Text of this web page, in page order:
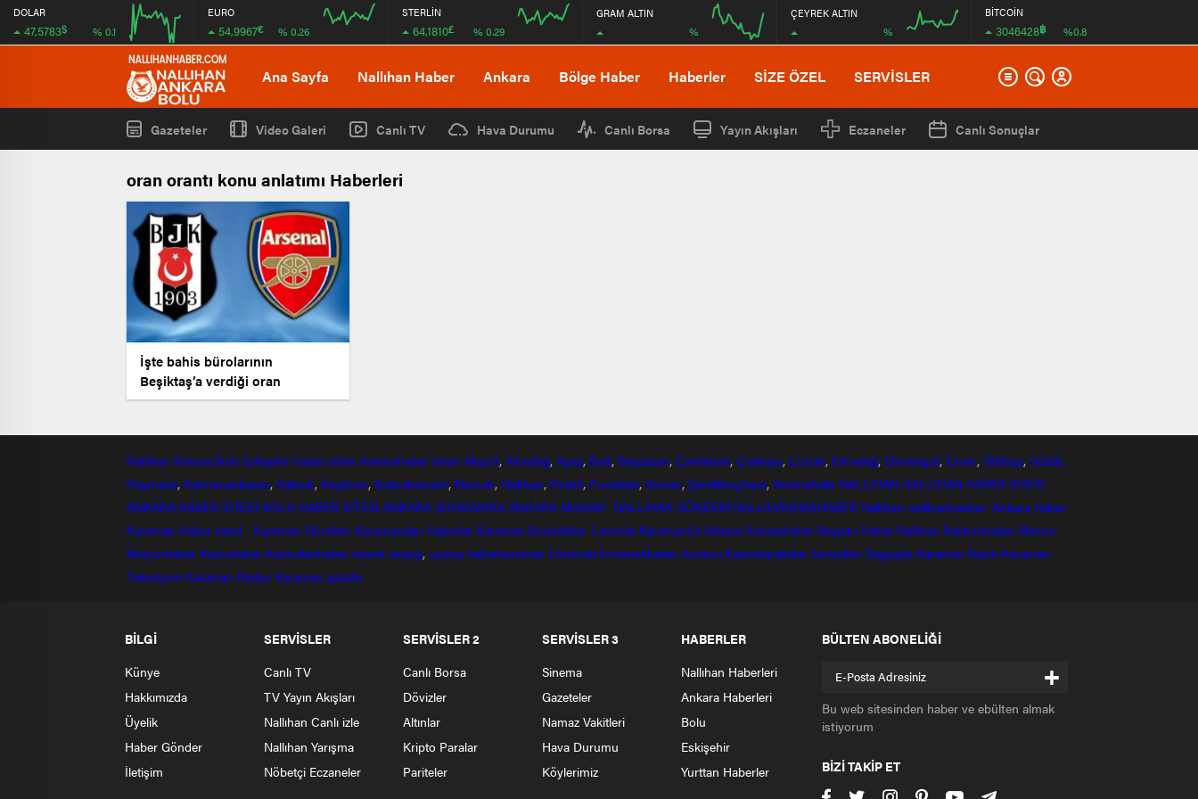
DOLAR
47,5783$ % 0.1
08:00
EURO
54,9967€ % 0.26
STERLİN
64,1810£ % 0.29
GRAM ALTIN
%
ÇEYREK ALTIN
%
BİTCOİN
3046428฿ %0.8
Ana Sayfa Nallıhan Haber Ankara Bölge Haber Haberler SİZE ÖZEL SERVİSLER
Gazeteler Video Galeri Canlı TV Hava Durumu Canlı Borsa Yayın Akışları Eczaneler Canlı Sonuçlar
oran orantı konu anlatımı Haberleri
İşte bahis bürolarının
Beşiktaş’a verdiği oran
Nallıhan Ankara Bolu Eskişehir haber sitesi Ankarahabersitesi Akyurt,Altındağ,Ayaş, Balâ, Beypazarı, Çamlıdere, Çankaya, Çubuk, Elmadağ, Etimesgut, Evren, Gölbaşı, Güdül,
Haymana, Kahramankazan, Kalecik, Keçiören, Kızılcahamam, Mamak, Nallıhan, Polatlı, Pursaklar, Sincan, Şereflikoçhisar,Yenimahalle NALLIHAN NALLIHAN HABER SİTESİ
ANKARA HABER SİTESİ BOLU HABER SİTESİ ANKARA SONDAKİKA ANKARA MASASI NALLIHAN GÜNDEM NALLIHANHASHABER Nallihan nallihanhasber Ankara Haber
Karaman Haber sitesi
Karaman Gündem Karamandan Haberler Karaman Sondakika Larende Karaman24 Ankara Ankarahaber Beyparı Haber Nallıhan Nalıhanhaber Memur
Memurhaber Kamuhaber Kamudanhaber imaret asayiş, uyanış haberkaraman Ermenek Ermenekhaber Ayrancı Kazımkarabekir Sarıveliler Başyayla Karaman Basın Karaman
Televizyon Karaman Radyo Karaman gazete
BİLGİ
Künye
Hakkımızda
Üyelik
Haber Gönder
İletişim
SERVİSLER
Canlı TV
TV Yayın Akışları
Nallıhan Canlı izle
Nallıhan Yarışma
Nöbetçi Eczaneler
SERVİSLER 2
Canlı Borsa
Dövizler
Altınlar
Kripto Paralar
Pariteler
SERVİSLER 3
Sinema
Gazeteler
Namaz Vakitleri
Hava Durumu
Köylerimiz
HABERLER
Nallıhan Haberleri
Ankara Haberleri
Bolu
Eskişehir
Yurttan Haberler
BÜLTEN ABONELİĞİ
+
Bu web sitesinden haber ve ebülten almak
istiyorum
BİZİ TAKİP ET